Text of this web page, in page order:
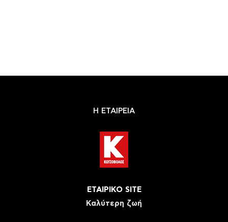
Η ΕΤΑΙΡΕΙΑ
ΕΤΑΙΡΙΚΟ SITE
Καλύτερη ζωή